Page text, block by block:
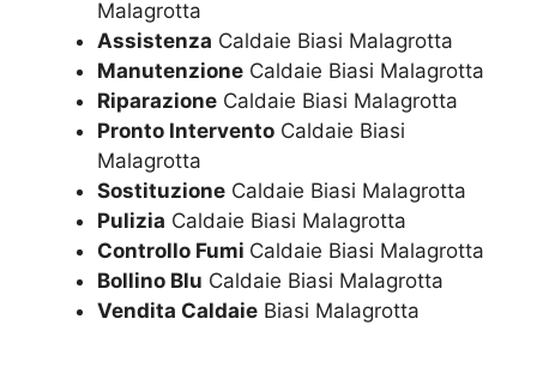
Malagrotta
Assistenza Caldaie Biasi Malagrotta
Manutenzione Caldaie Biasi Malagrotta
Riparazione Caldaie Biasi Malagrotta
Pronto Intervento Caldaie Biasi
Malagrotta
Sostituzione Caldaie Biasi Malagrotta
Pulizia Caldaie Biasi Malagrotta
Controllo Fumi Caldaie Biasi Malagrotta
Bollino Blu Caldaie Biasi Malagrotta
Vendita Caldaie Biasi Malagrotta